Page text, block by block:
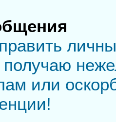
получаю
или